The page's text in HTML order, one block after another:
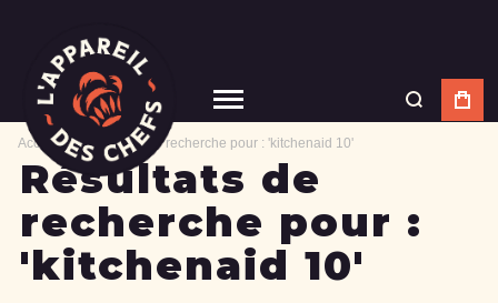
Accueil Résultats de recherche pour : 'kitchenaid 10'
Résultats de
recherche pour :
'kitchenaid 10'